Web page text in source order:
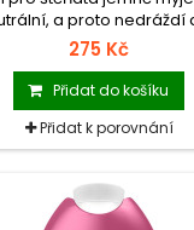
a proto nedráždí
její přirozenou hladinu
275 Kč
Přidat do košíku
Přidat k porovnání